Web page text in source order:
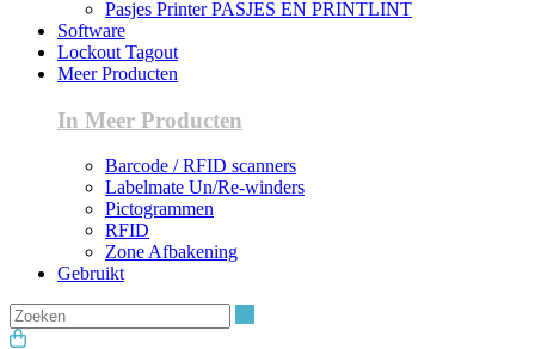
Pasjes Printer PASJES EN PRINTLINT
Software
Lockout Tagout
Meer Producten
In Meer Producten
Barcode / RFID scanners
Labelmate Un/Re-winders
Pictogrammen
RFID
Zone Afbakening
Gebruikt